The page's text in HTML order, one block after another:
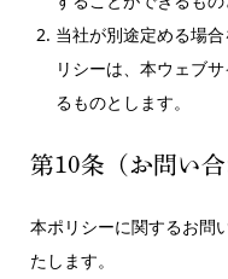
当社が別途定める場
リシーは、本ウェブ
るものとします。
第10条（お問い合
本ポリシーに関するお問
たします。